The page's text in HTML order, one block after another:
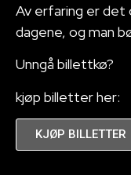
Av erfaring er
dagene, og man
Unngå billettkø?
kjøp billetter her:
KJØP BILLETTER